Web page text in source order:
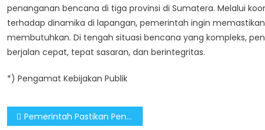
penanganan bencana di tiga provinsi di Sumatera. Melalui
terhadap dinamika di lapangan, pemerintah ingin
membutuhkan. Di tengah situasi bencana yang kompleks,
berjalan cepat, tepat sasaran, dan berintegritas.
*) Pengamat Kebijakan Publik
Post
Pemerintah Pastikan Penanganan Bencana Sumatera Bebas Korupsi